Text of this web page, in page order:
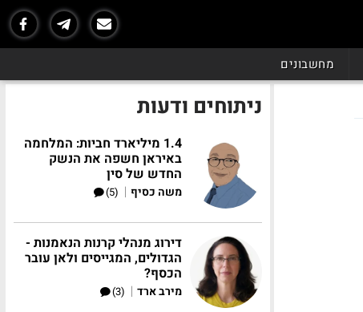
מחשבונים
ניתוחים ודעות
1.4 מיליארד חביות: המלחמה
באיראן חשפה את הנשק
החדש של סין
משה כסיף |
(5)
דירוג מנהלי קרנות הנאמנות -
הגדולים, המגייסים ולאן עובר
הכסף?
מירב ארד |
(3)